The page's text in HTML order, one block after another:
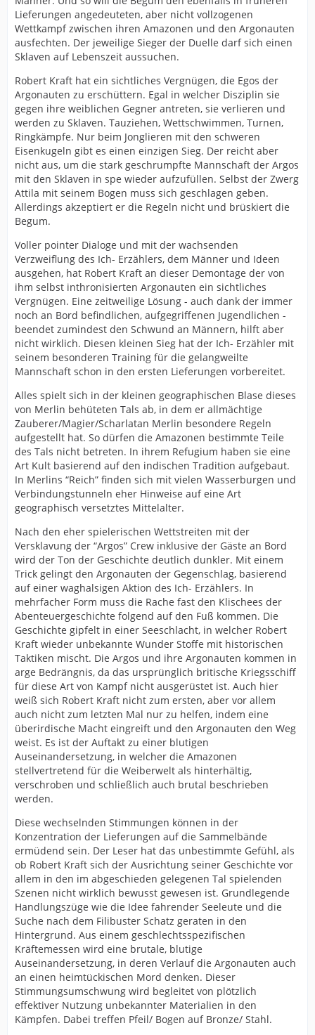
Lieferungen angedeuteten, aber nicht vollzogenen
Wettkampf zwischen ihren Amazonen und den Argonauten
ausfechten. Der jeweilige Sieger der Duelle darf sich einen
Sklaven auf Lebenszeit aussuchen.
Robert Kraft hat ein sichtliches Vergnügen, die Egos der
Argonauten zu erschüttern. Egal in welcher Disziplin sie
gegen ihre weiblichen Gegner antreten, sie verlieren und
werden zu Sklaven. Tauziehen, Wettschwimmen, Turnen,
Ringkämpfe. Nur beim Jonglieren mit den schweren
Eisenkugeln gibt es einen einzigen Sieg. Der reicht aber
nicht aus, um die stark geschrumpfte Mannschaft der Argos
mit den Sklaven in spe wieder aufzufüllen. Selbst der Zwerg
Attila mit seinem Bogen muss sich geschlagen geben.
Allerdings akzeptiert er die Regeln nicht und brüskiert die
Begum.
Voller pointer Dialoge und mit der wachsenden
Verzweiflung des Ich- Erzählers, dem Männer und Ideen
ausgehen, hat Robert Kraft an dieser Demontage der von
ihm selbst inthronisierten Argonauten ein sichtliches
Vergnügen. Eine zeitweilige Lösung - auch dank der immer
noch an Bord befindlichen, aufgegriffenen Jugendlichen -
beendet zumindest den Schwund an Männern, hilft aber
nicht wirklich. Diesen kleinen Sieg hat der Ich- Erzähler mit
seinem besonderen Training für die gelangweilte
Mannschaft schon in den ersten Lieferungen vorbereitet.
Alles spielt sich in der kleinen geographischen Blase dieses
von Merlin behüteten Tals ab, in dem er allmächtige
Zauberer/Magier/Scharlatan Merlin besondere Regeln
aufgestellt hat. So dürfen die Amazonen bestimmte Teile
des Tals nicht betreten. In ihrem Refugium haben sie eine
Art Kult basierend auf den indischen Tradition aufgebaut.
In Merlins “Reich” finden sich mit vielen Wasserburgen und
Verbindungstunneln eher Hinweise auf eine Art
geographisch versetztes Mittelalter.
Nach den eher spielerischen Wettstreiten mit der
Versklavung der “Argos” Crew inklusive der Gäste an Bord
wird der Ton der Geschichte deutlich dunkler. Mit einem
Trick gelingt den Argonauten der Gegenschlag, basierend
auf einer waghalsigen Aktion des Ich- Erzählers. In
mehrfacher Form muss die Rache fast den Klischees der
Abenteuergeschichte folgend auf den Fuß kommen. Die
Geschichte gipfelt in einer Seeschlacht, in welcher Robert
Kraft wieder unbekannte Wunder Stoffe mit historischen
Taktiken mischt. Die Argos und ihre Argonauten kommen in
arge Bedrängnis, da das ursprünglich britische Kriegsschiff
für diese Art von Kampf nicht ausgerüstet ist. Auch hier
weiß sich Robert Kraft nicht zum ersten, aber vor allem
auch nicht zum letzten Mal nur zu helfen, indem eine
überirdische Macht eingreift und den Argonauten den Weg
weist. Es ist der Auftakt zu einer blutigen
Auseinandersetzung, in welcher die Amazonen
stellvertretend für die Weiberwelt als hinterhältig,
verschroben und schließlich auch brutal beschrieben
werden.
Diese wechselnden Stimmungen können in der
Konzentration der Lieferungen auf die Sammelbände
ermüdend sein. Der Leser hat das unbestimmte Gefühl, als
ob Robert Kraft sich der Ausrichtung seiner Geschichte vor
allem in den im abgeschieden gelegenen Tal spielenden
Szenen nicht wirklich bewusst gewesen ist. Grundlegende
Handlungszüge wie die Idee fahrender Seeleute und die
Suche nach dem Filibuster Schatz geraten in den
Hintergrund. Aus einem geschlechtsspezifischen
Kräftemessen wird eine brutale, blutige
Auseinandersetzung, in deren Verlauf die Argonauten auch
an einen heimtückischen Mord denken. Dieser
Stimmungsumschwung wird begleitet von plötzlich
effektiver Nutzung unbekannter Materialien in den
Kämpfen. Dabei treffen Pfeil/ Bogen auf Bronze/ Stahl.